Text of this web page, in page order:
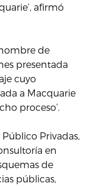
afirmó
de
presentada
cuyo
a Macquarie
proceso’.
Privadas,
en
de
públicas,